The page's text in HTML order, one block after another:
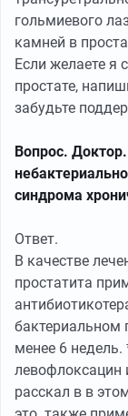
гольмиевого
камней в
Если желаете я
простате,
забудьте
Вопрос.
синдрома
Ответ.
В качестве
простатита
бактериальном
менее 6 недель.
левофлоксацин
расскал в в